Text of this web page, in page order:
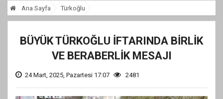
Ana Sayfa Türkoğlu
BÜYÜK TÜRKOĞLU İFTARINDA BİRLİK
VE BERABERLİK MESAJI
24 Mart, 2025, Pazartesi 17:07 2481